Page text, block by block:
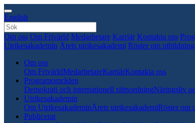
English
Om oss Om Frivärld Medarbetare Karriär Kontakta oss
Utrikesakademin Årets utrikesakademi Röster om
Om oss
Om FrivärldMedarbetareKarriärKontakta oss
Programområden
Demokrati och internationell rättsordningNäringsliv
Utrikesakademin
Om UtrikesakademinÅrets utrikesakademiRöster om
Publicerat